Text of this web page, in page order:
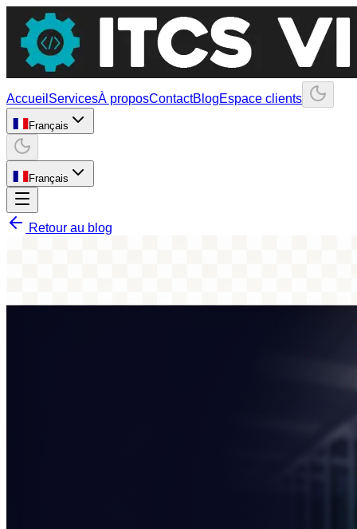
Accueil ServicesÀ proposContactBlogEspace clients
Français
Français
Retour au blog